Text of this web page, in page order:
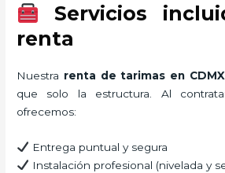
Servicios
renta
Nuestra renta de tarimas en CDMX
que solo la estructura. Al
ofrecemos:
Entrega puntual y segura
Instalación profesional (nivelada y